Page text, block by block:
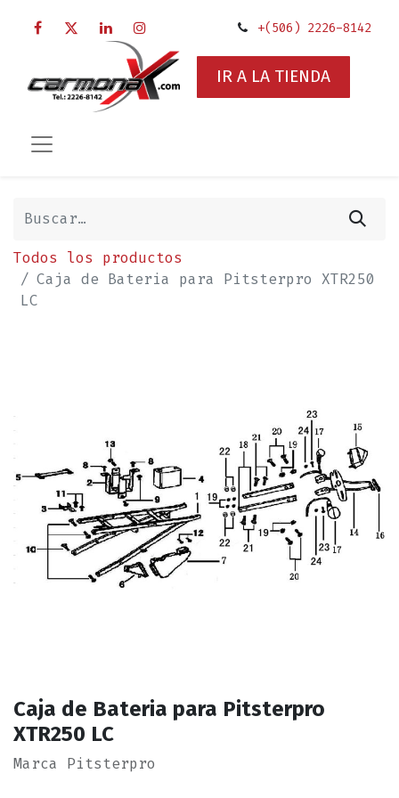
+(506) 2226-8142
IR A LA TIENDA
Todos los productos
Caja de Bateria para Pitsterpro XTR250
LC
Caja de Bateria para Pitsterpro
XTR250 LC
Marca Pitsterpro